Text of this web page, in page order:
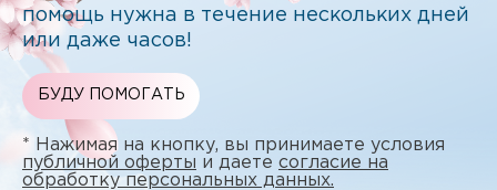
помощь нужна в течение нескольких дней
или даже часов!
БУДУ ПОМОГАТЬ
* Нажимая на кнопку, вы принимаете условия
публичной оферты и даете согласие на
обработку персональных данных.